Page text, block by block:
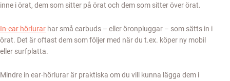
inne i örat, dem som sitter på örat och dem som sitter över örat.
In-ear hörlurar har små earbuds – eller öronpluggar – som sätts in i
örat. Det är oftast dem som följer med när du t.ex. köper ny mobil
eller surfplatta.
Mindre in ear-hörlurar är praktiska om du vill kunna lägga dem i